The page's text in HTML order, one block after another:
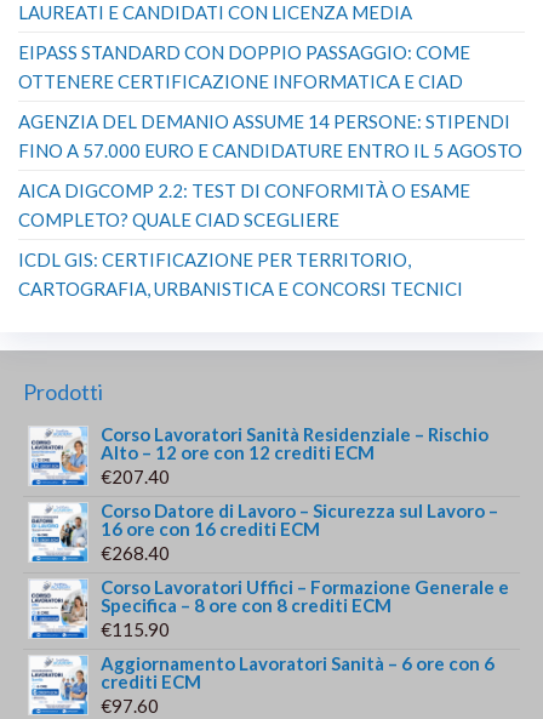
LAUREATI E CANDIDATI CON LICENZA MEDIA
EIPASS STANDARD CON DOPPIO PASSAGGIO: COME
OTTENERE CERTIFICAZIONE INFORMATICA E CIAD
AGENZIA DEL DEMANIO ASSUME 14 PERSONE: STIPENDI
FINO A 57.000 EURO E CANDIDATURE ENTRO IL 5 AGOSTO
AICA DIGCOMP 2.2: TEST DI CONFORMITÀ O ESAME
COMPLETO? QUALE CIAD SCEGLIERE
ICDL GIS: CERTIFICAZIONE PER TERRITORIO,
CARTOGRAFIA, URBANISTICA E CONCORSI TECNICI
Prodotti
Corso Lavoratori Sanità Residenziale – Rischio
Alto – 12 ore con 12 crediti ECM
€207.40
Corso Datore di Lavoro – Sicurezza sul Lavoro –
16 ore con 16 crediti ECM
€268.40
Corso Lavoratori Uffici – Formazione Generale e
Specifica – 8 ore con 8 crediti ECM
€115.90
Aggiornamento Lavoratori Sanità – 6 ore con 6
crediti ECM
€97.60